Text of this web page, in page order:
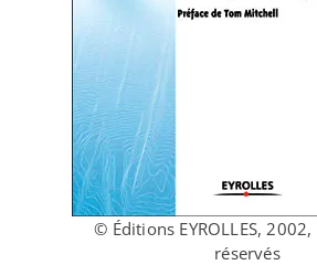
© Éditions EYROLLES,
réservés